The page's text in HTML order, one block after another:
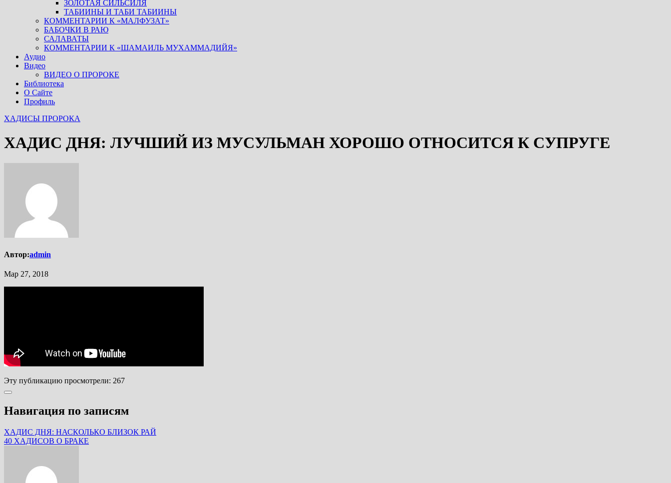
ЗОЛОТАЯ СИЛЬСИЛЯ
ТАБИИНЫ И ТАБИ ТАБИИНЫ
КОММЕНТАРИИ К «МАЛФУЗАТ»
БАБОЧКИ В РАЮ
САЛАВАТЫ
КОММЕНТАРИИ К «ШАМАИЛЬ МУХАММАДИЙЯ»
Аудио
Видео
ВИДЕО О ПРОРОКЕ
Библиотека
О Сайте
Профиль
ХАДИСЫ ПРОРОКА
ХАДИС ДНЯ: ЛУЧШИЙ ИЗ МУСУЛЬМАН ХОРОШО ОТНОСИТСЯ К СУПРУГЕ
Автор:admin
Мар 27, 2018
Эту публикацию просмотрели: 267
Навигация по записям
ХАДИС ДНЯ: НАСКОЛЬКО БЛИЗОК РАЙ
40 ХАДИСОВ О БРАКЕ